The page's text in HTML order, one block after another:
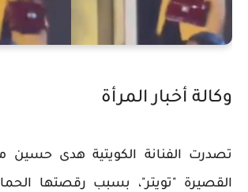
وكالة أخبار المرأة
تصدرت الفنانة الكويتية هدى حسين
القصيرة "تويتر"، بسبب رقصتها